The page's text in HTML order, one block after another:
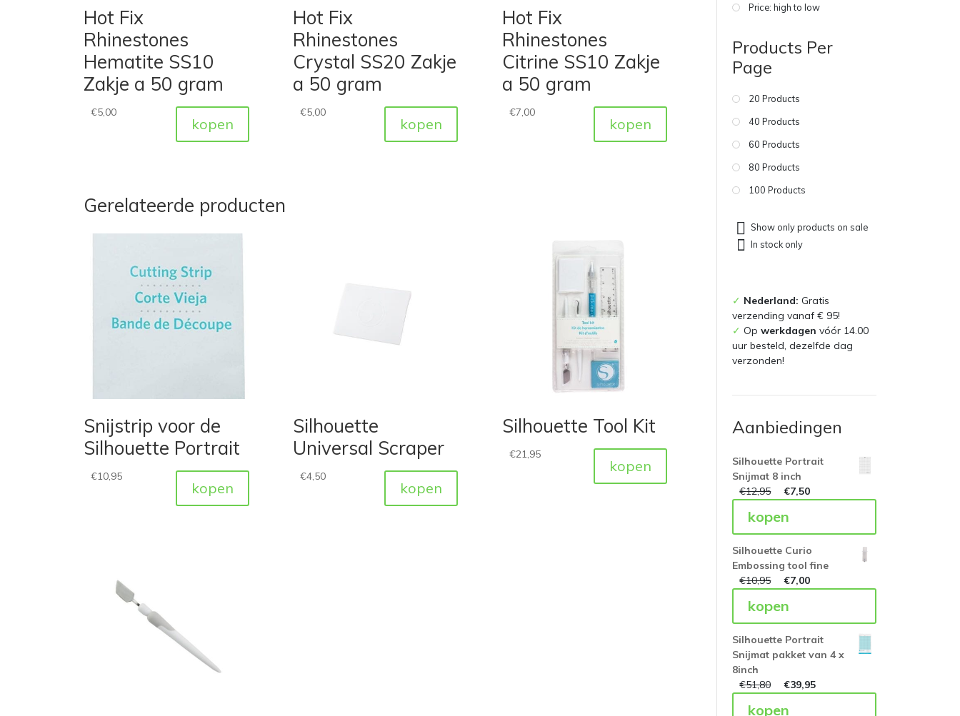
Hot Fix
Rhinestones
Hematite SS10
Zakje a 50 gram
€5,00
kopen
Hot Fix
Rhinestones
Crystal SS20 Zakje
a 50 gram
€5,00
kopen
Hot Fix
Rhinestones
Citrine SS10 Zakje
a 50 gram
€7,00
kopen
Gerelateerde producten
Snijstrip voor de
Silhouette Portrait
€10,95
kopen
Silhouette
Universal Scraper
€4,50
kopen
Silhouette Tool Kit
€21,95
kopen
Price: high to low
Products Per
Page
20 Products
40 Products
60 Products
80 Products
100 Products
Show only products on sale
In stock only
✓ Nederland:Gratis
verzending vanaf € 95!
✓ Opwerkdagen vóór 14.00
uur besteld, dezelfde dag
verzonden!
Aanbiedingen
Silhouette Portrait
Snijmat 8 inch
€12,95 €7,50
kopen
Silhouette Curio
Embossing tool fine
€10,95 €7,00
kopen
Silhouette Portrait
Snijmat pakket van 4 x
8inch
€51,80 €39,95
kopen